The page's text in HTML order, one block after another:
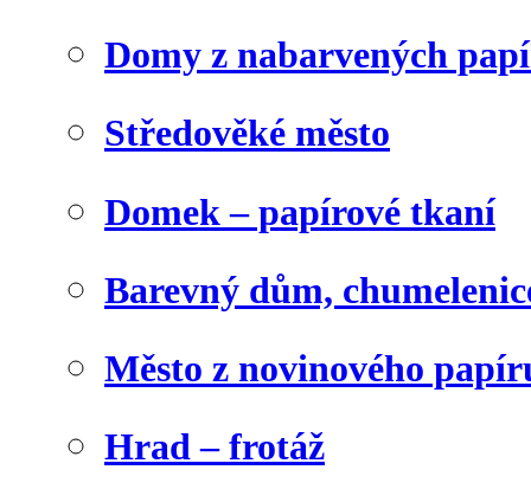
Domy z nabarvených
Středověké město
Domek – papírové tkaní
Barevný dům,
Město z novinového
Hrad – frotáž